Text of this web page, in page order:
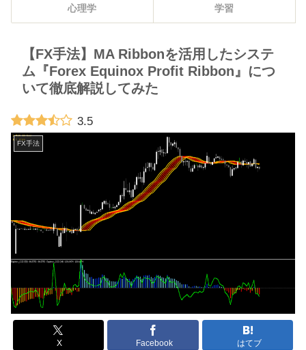
心理学 学習
【FX手法】MA Ribbonを活用したシステ
ム『Forex Equinox Profit Ribbon』につ
いて徹底解説してみた
3.5
FX手法
X Facebook はてブ